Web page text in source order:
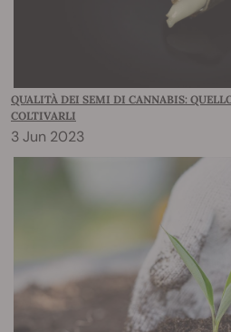
QUALITÀ DEI SEMI DI CANNABIS:
COLTIVARLI
3 Jun 2023